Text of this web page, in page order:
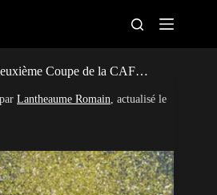
CAN féminine
Pays
Clubs
Coupe de la CAF…
par Lantheaume Romain, actualisé le